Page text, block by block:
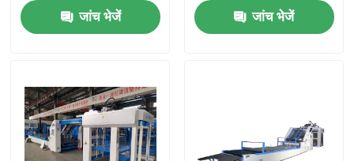
उत्पादों
वीआर शो
जांच भेजें
जांच भेजें